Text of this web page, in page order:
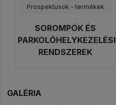
Prospektusok - termékek
SOROMPÓK ÉS
PARKOLÓHELYKEZELÉSI
RENDSZEREK
GALÉRIA